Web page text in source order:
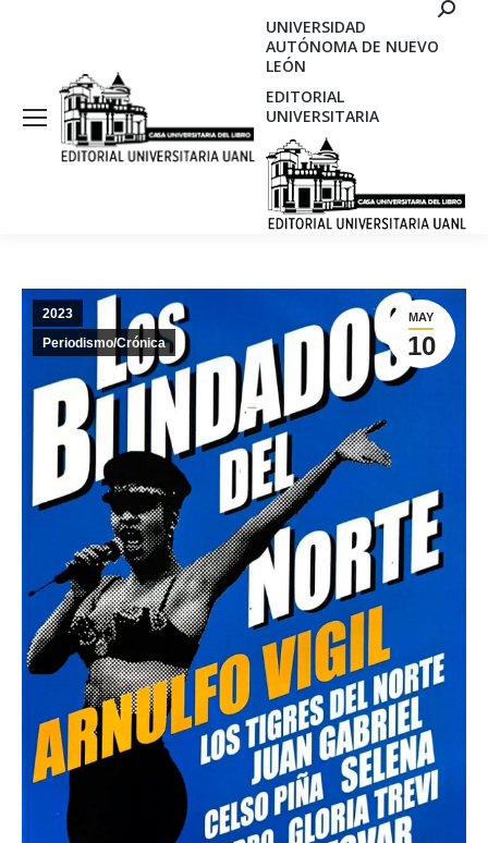
UNIVERSIDAD
AUTÓNOMA DE NUEVO
LEÓN
EDITORIAL
UNIVERSITARIA
MAY
10
2023
Periodismo/Crónica